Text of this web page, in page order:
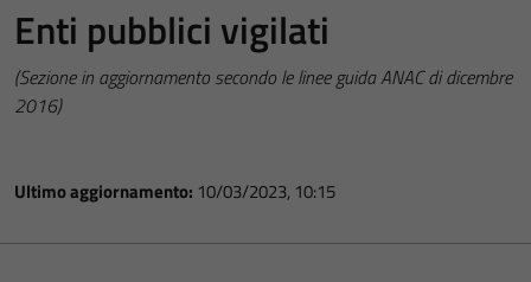
Enti pubblici vigilati
(Sezione in aggiornamento secondo le linee guida ANAC di dicembre
2016)
Ultimo aggiornamento: 10/03/2023, 10:15